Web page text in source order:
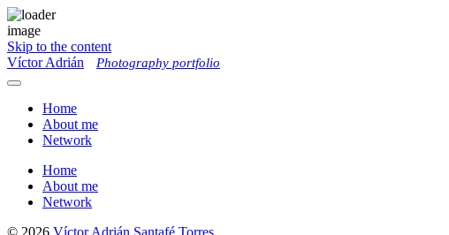
Skip to the content
Víctor Adrián
Photography portfolio
Toggle
Home
About me
Network
Home
About me
Network
© 2026 Víctor Adrián Santafé Torres